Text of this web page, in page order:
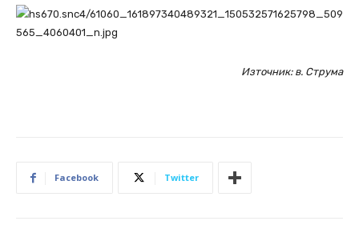
Източник: в. Струма
Facebook Twitter